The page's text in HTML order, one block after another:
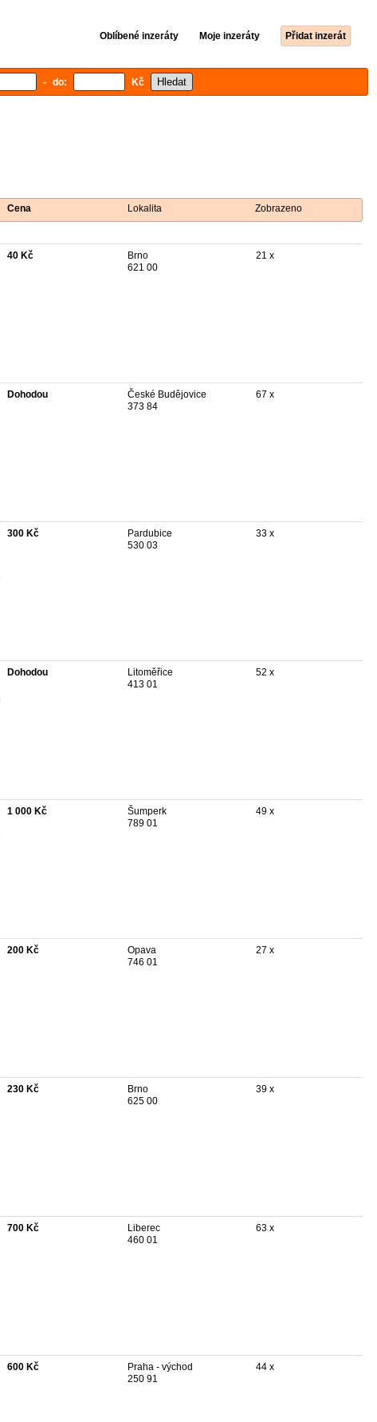
Oblíbené inzeráty Moje inzeráty Přidat inzerát
- do: Kč
Cena Lokalita Zobrazeno
40 Kč
Brno
621 00
21 x
Dohodou
České Budějovice
373 84
67 x
300 Kč
Pardubice
530 03
33 x
Dohodou
Litoměřice
413 01
52 x
1 000 Kč
Šumperk
789 01
49 x
200 Kč
Opava
746 01
27 x
230 Kč
Brno
625 00
39 x
700 Kč
Liberec
460 01
63 x
600 Kč
Praha - východ
250 91
44 x